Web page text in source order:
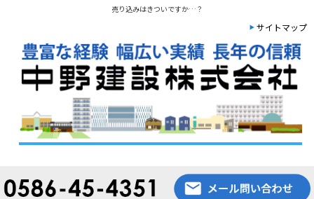
売り込みはきついですか…？
サイトマップ